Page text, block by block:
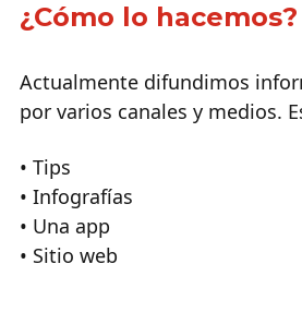
¿Cómo lo hacemos?
Actualmente difundimos
por varios canales y medios.
• Tips
• Infografías
• Una app
• Sitio web